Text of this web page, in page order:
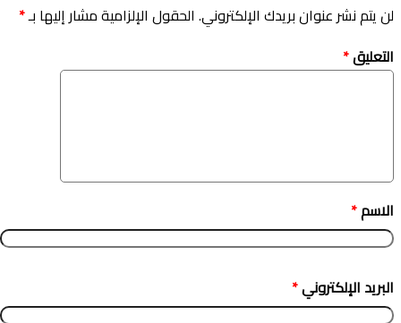
لن يتم نشر عنوان بريدك الإلكتروني. الحقول الإلزامية مشار إليها بـ*
التعليق*
الاسم*
البريد الإلكتروني*